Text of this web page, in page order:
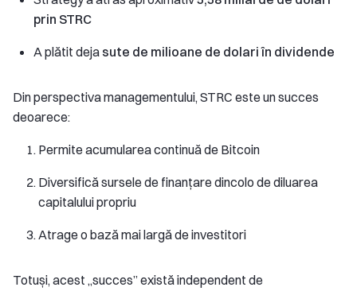
prin STRC
A plătit deja sute de milioane de dolari în dividende
Din perspectiva managementului, STRC este un succes
deoarece:
Permite acumularea continuă de Bitcoin
Diversifică sursele de finanțare dincolo de diluarea
capitalului propriu
Atrage o bază mai largă de investitori
Totuși, acest „succes” există independent de